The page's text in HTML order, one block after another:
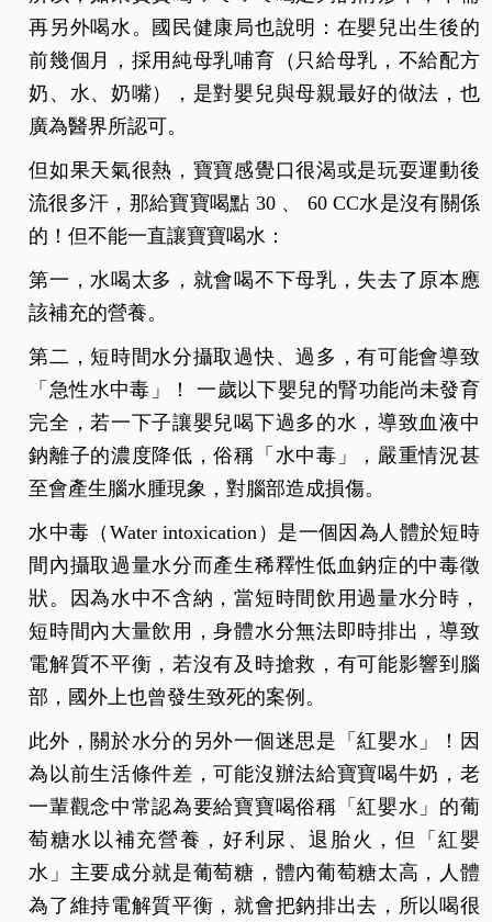
兒最自然、營養的食物。
到底寶寶一天應該喝多少水呢？一歲以下，建議一
天喝每公斤 100 CC的水分的奶或副食品就夠了。喝
ㄋㄟㄋㄟ可不可以再喝水？實際上，母乳的水分主
要成分就是水，含量約八成，所以其實寶寶喝母奶
的同時等於喝很多水進去。
所以，如果寶寶喝ㄋㄟㄋㄟ喝足夠的情形下，不需
再另外喝水。國民健康局也說明：在嬰兒出生後的
前幾個月，採用純母乳哺育（只給母乳，不給配方
廣為醫界所認可。
但如果天氣很熱，寶寶感覺口很渴或是玩耍運動後
流很多汗，那給寶寶喝點 30 、 60 CC水是沒有關係
的！但不能一直讓寶寶喝水：
第一，水喝太多，就會喝不下母乳，失去了原本應
該補充的營養。
第二，短時間水分攝取過快、過多，有可能會導致
「急性水中毒」！ 一歲以下嬰兒的腎功能尚未發育
完全，若一下子讓嬰兒喝下過多的水，導致血液中
鈉離子的濃度降低，俗稱「水中毒」，嚴重情況甚
至會產生腦水腫現象，對腦部造成損傷。
水中毒（Water intoxication）是一個因為人體於短時
間內攝取過量水分而產生稀釋性低血鈉症的中毒徵
狀。因為水中不含納，當短時間飲用過量水分時，
短時間內大量飲用，身體水分無法即時排出，導致
電解質不平衡，若沒有及時搶救，有可能影響到腦